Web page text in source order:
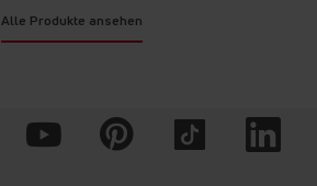
Alle Produkte ansehen